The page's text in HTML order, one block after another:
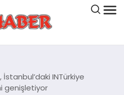
INTürkiye
genişletiyor